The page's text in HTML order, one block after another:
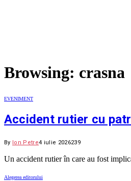
Browsing: crasna
EVENIMENT
Accident rutier cu
By Ion Petre4 iulie 2026239
Un accident rutier în care au fost
Alegerea editorului